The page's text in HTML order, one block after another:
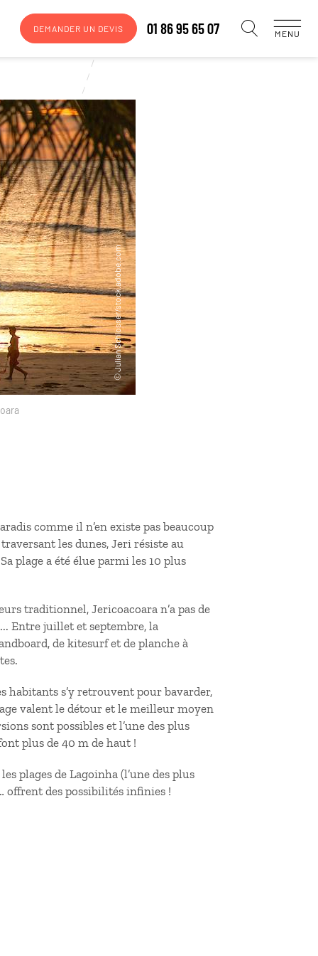
DEMANDER UN DEVIS 01 86 95 65 07 MENU
comme il n’en existe pas beaucoup
les dunes, Jeri résiste au
plage a été élue parmi les 10 plus
traditionnel, Jericoacoara n’a pas de
Entre juillet et septembre, la
de kitesurf et de planche à
habitants s’y retrouvent pour bavarder,
valent le détour et le meilleur moyen
sont possibles et l’une des plus
plus de 40 m de haut !
plages de Lagoinha (l’une des plus
offrent des possibilités infinies !